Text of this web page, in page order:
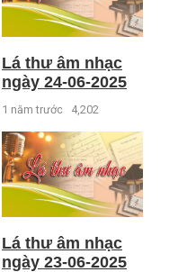
Lá thư âm nhạc
ngày 24-06-2025
1 năm trước 4,202
Lá thư âm nhạc
ngày 23-06-2025